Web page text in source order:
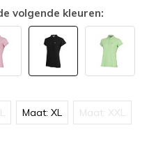
volgende kleuren:
Maat: XL Maat: XXL